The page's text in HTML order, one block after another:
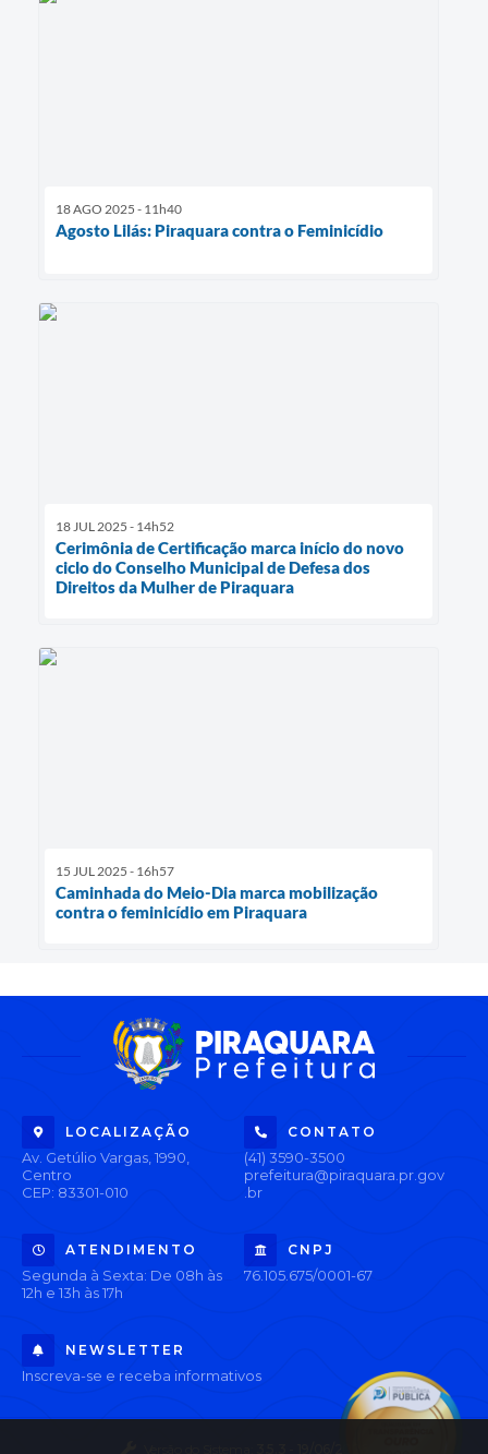
18 AGO 2025 - 11h40
Agosto Lilás: Piraquara contra o Feminicídio
18 JUL 2025 - 14h52
Cerimônia de Certificação marca início do novo
ciclo do Conselho Municipal de Defesa dos
Direitos da Mulher de Piraquara
15 JUL 2025 - 16h57
Caminhada do Meio-Dia marca mobilização
contra o feminicídio em Piraquara
LOCALIZAÇÃO
Av. Getúlio Vargas, 1990,
Centro
CEP: 83301-010
CONTATO
(41) 3590-3500
prefeitura@piraquara.pr.gov
.br
ATENDIMENTO
Segunda à Sexta: De 08h às
12h e 13h às 17h
CNPJ
76.105.675/0001-67
NEWSLETTER
Inscreva-se e receba informativos